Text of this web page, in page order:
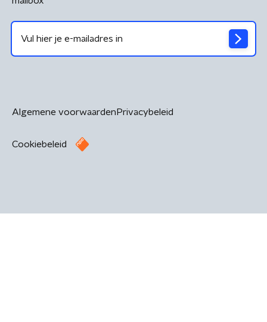
Algemene voorwaarden Privacybeleid
Cookiebeleid